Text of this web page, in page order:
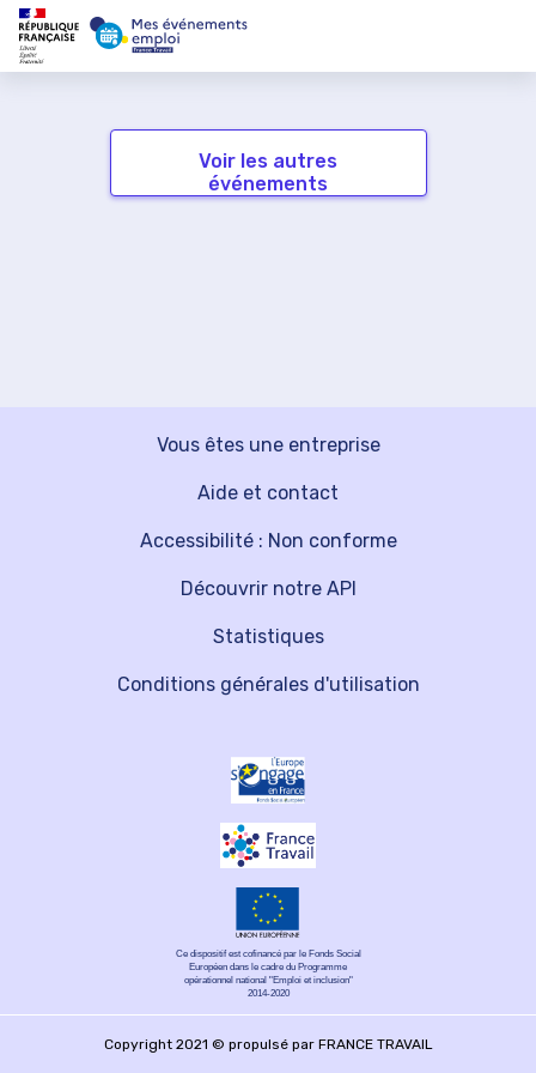
Voir les autres
événements
Vous êtes une entreprise
Découvrir notre API
Aide et contact
Statistiques
Accessibilité : Non conforme
Conditions générales d'utilisation
Ce dispositif est cofinancé par le Fonds Social
Européen dans le cadre du Programme
opérationnel national "Emploi et inclusion"
2014-2020
Copyright 2021 © propulsé par FRANCE TRAVAIL